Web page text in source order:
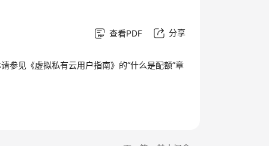
查看PDF 分享
参见《虚拟私有云用户指南》的“什么是配额”章